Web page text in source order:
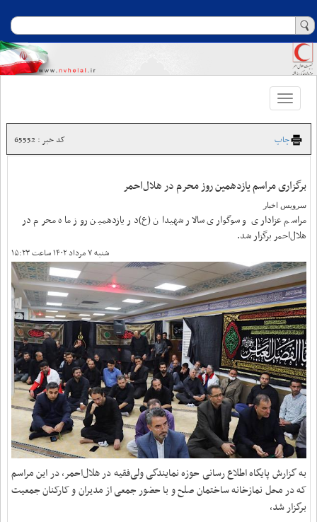
Toggle
navigation
چاپ کد خبر : 65552
برگزاری مراسم یازدهمین روز محرم در هلال‌احمر
سرویس اخبار
مراسم عزاداری و سوگواری سالار شهیدان (ع)در یازدهمین روز ماه محرم در
هلال‌احمر برگزار شد.
شنبه ۷ مرداد ۱۴۰۲ ساعت ۱۵:۲۳
به گزارش پایگاه اطلاع رسانی حوزه نمایندگی ولی‌فقیه در هلال‌احمر، در این مراسم
که در محل نمازخانه ساختمان صلح و با حضور جمعی از مدیران و کارکنان جمعیت
برگزار شد،